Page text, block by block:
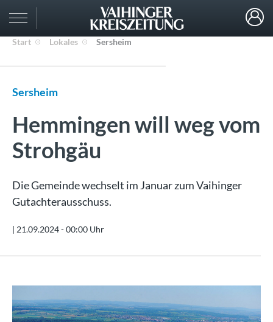
Start Lokales Sersheim
Sersheim
Hemmingen will weg vom
Strohgäu
Die Gemeinde wechselt im Januar zum Vaihinger
Gutachterausschuss.
| 21.09.2024 - 00:00 Uhr